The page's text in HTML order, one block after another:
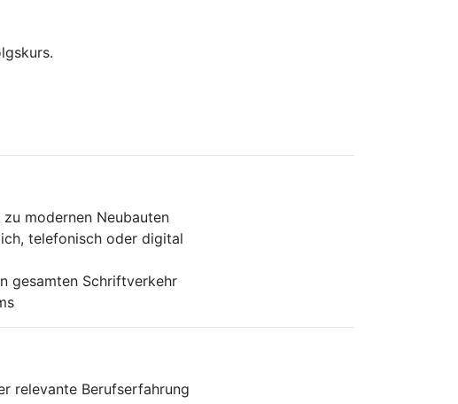
modernen Neubauten
telefonisch oder digital
gesamten Schriftverkehr
relevante Berufserfahrung